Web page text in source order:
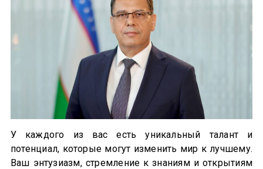
У каждого из вас есть уникальный талант и
потенциал, которые могут изменить мир к лучшему.
Ваш энтузиазм, стремление к знаниям и открытиям